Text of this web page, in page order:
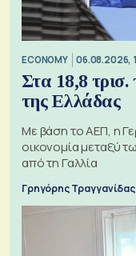
ECONOMY 06.08.2026,
Στα 18,8
της Ελλάδας
Με βάση το ΑΕΠ, η
οικονομία μεταξύ
από τη Γαλλία
Γρηγόρης Τραγγανίδας